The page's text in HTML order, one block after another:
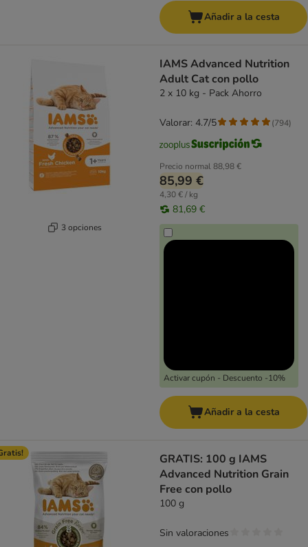
Añadir a la cesta
3 opciones
IAMS Advanced Nutrition
Adult Cat con pollo
2 x 10 kg - Pack Ahorro
Precio normal88,98 €
85,99 €
4,30 € / kg
81,69 €
Activar cupón - Descuento -10%
Valorar: 4.7/5 (794)
Añadir a la cesta
GRATIS: 100 g IAMS
Advanced Nutrition Grain
Free con pollo
100 g
Sin valoraciones